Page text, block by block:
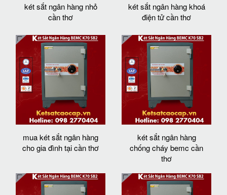
két sắt ngân hàng nhỏ
cần thơ
két sắt ngân hàng khoá
điện tử cần thơ
mua két sắt ngân hàng
cho gia đình tại cần thơ
két sắt ngân hàng
chống cháy bemc cần
thơ